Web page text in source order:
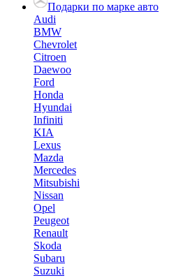
Подарки по марке авто
Audi
BMW
Chevrolet
Citroen
Daewoo
Ford
Honda
Hyundai
Infiniti
KIA
Lexus
Mazda
Mercedes
Mitsubishi
Nissan
Opel
Peugeot
Renault
Skoda
Subaru
Suzuki